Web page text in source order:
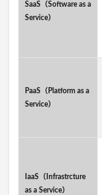
SaaS（Software as a
Service）
PaaS（Platform as a
Service）
IaaS（Infrastrcture
as a Service）